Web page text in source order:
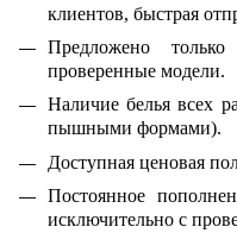
клиентов, быстрая
Предложено только
проверенные модели.
Наличие белья всех
пышными формами).
Доступная ценовая
Постоянное
исключительно с